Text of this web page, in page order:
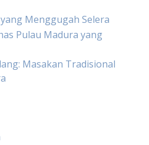
Menggugah Selera
Pulau Madura yang
Masakan Tradisional